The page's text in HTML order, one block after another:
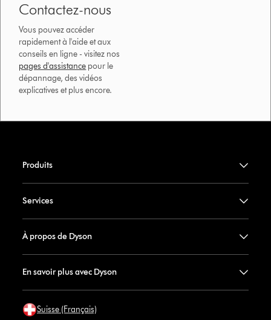
Contactez-nous
Vous pouvez accéder
rapidement à l'aide et aux
conseils en ligne - visitez nos
pages d'assistance pour le
dépannage, des vidéos
explicatives et plus encore.
Produits
Services
À propos de Dyson
En savoir plus avec Dyson
Suisse (Français)